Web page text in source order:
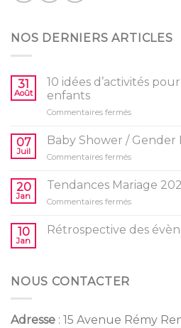
NOS DERNIERS ARTICLES
31
Août
10 idées d’activités
enfants
Commentaires ferméssur
idées
d’activités
pour
de
enfants
07
Juil
Baby Shower / Gender
Commentaires ferméssur
Shower
/
Gender
20
Jan
Tendances Mariage
Commentaires ferméssur
Mariage
2022
10
Jan
Rétrospective des
NOUS CONTACTER
Adresse : 15 Avenue Rémy